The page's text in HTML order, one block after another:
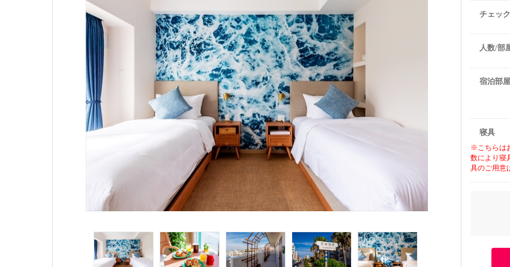
チェッ
人数/部
宿泊部屋
寝具
※こちらは
数により寝
具のご用意